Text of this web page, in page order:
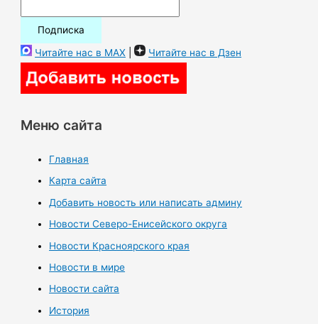
Читайте нас в MAX | Читайте нас в Дзен
Меню сайта
Главная
Карта сайта
Добавить новость или написать админу
Новости Северо-Енисейского округа
Новости Красноярского края
Новости в мире
Новости сайта
История